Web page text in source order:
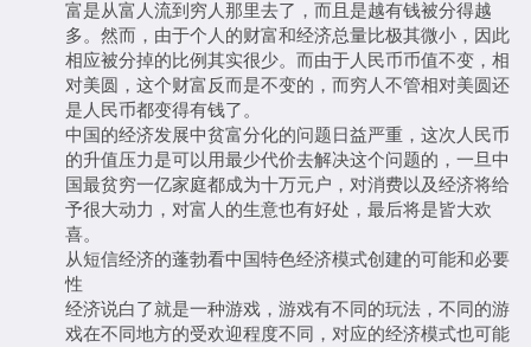
富是从富人流到穷人那里去了，而且是越有钱被分得越
多。然而，由于个人的财富和经济总量比极其微小，因此
相应被分掉的比例其实很少。而由于人民币币值不变，相
对美圆，这个财富反而是不变的，而穷人不管相对美圆还
是人民币都变得有钱了。
中国的经济发展中贫富分化的问题日益严重，这次人民币
的升值压力是可以用最少代价去解决这个问题的，一旦中
国最贫穷一亿家庭都成为十万元户，对消费以及经济将给
予很大动力，对富人的生意也有好处，最后将是皆大欢
喜。
从短信经济的蓬勃看中国特色经济模式创建的可能和必要
性
经济说白了就是一种游戏，游戏有不同的玩法，不同的游
戏在不同地方的受欢迎程度不同，对应的经济模式也可能